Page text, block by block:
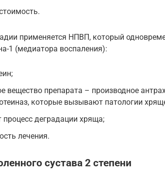
применяется НПВП, который
1 (медиатора воспаления):
вещество препарата – производное
которые вызывают патологии
деградации хряща;
лечения.
сустава 2 степени